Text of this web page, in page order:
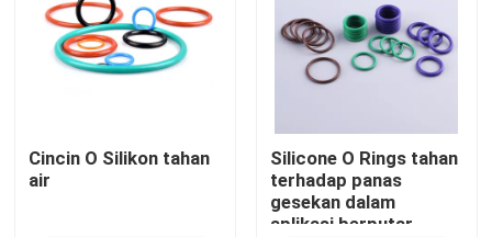
Cincin O Silikon tahan
air
Silicone O Rings tahan
terhadap panas
gesekan dalam
aplikasi berputar